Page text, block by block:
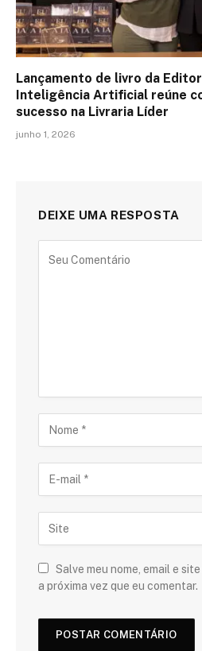
Lançamento de livro da
Inteligência Artificial reúne
sucesso na Livraria Líder
junho 1, 2026
DEIXE UMA RESPOSTA
Salve meu nome, email e
a próxima vez que eu comentar.